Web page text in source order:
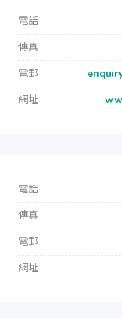
電話
傳真
電郵
網址
電話
傳真
電郵
網址